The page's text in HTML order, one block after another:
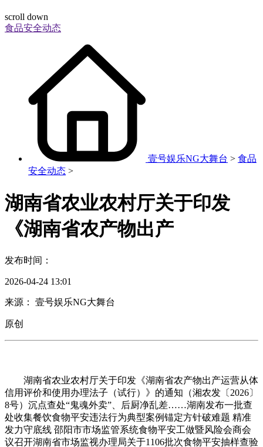
scroll down
食品安全动态
壹号娱乐NG大舞台 > 食品
安全动态 >
湖南省农业农村厅关于印发
《湖南省农产物出产
发布时间：
2026-04-24 13:01
来源： 壹号娱乐NG大舞台
原创
湖南省农业农村厅关于印发《湖南省农产物出产运营从体
信用评价和使用办理法子（试行）》的通知（湘农发〔2026〕
8号）沉点查处“鬼魂外卖”、后厨净乱差……湖南发布一批查
处收集餐饮食物平安违法行为典型案例锚定方针破难题 精准
发力守底线 邵阳市市场监管系统食物平安工做暨风险会商会
议召开湖南省市场监视办理局关于1106批次食物平安抽样查验